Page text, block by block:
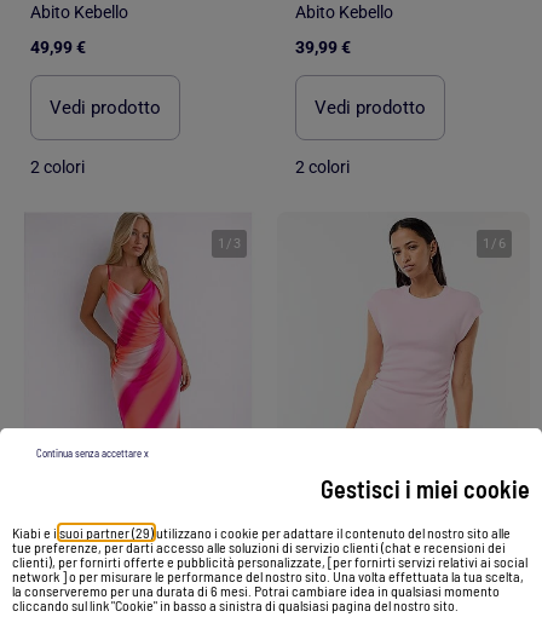
Gestisci i miei cookie
Kiabi e i suoi partner (29)utilizzano i cookie per adattare il contenuto del nostro sito alle
tue preferenze, per darti accesso alle soluzioni di servizio clienti (chat e recensioni dei
clienti), per fornirti offerte e pubblicità personalizzate, [per fornirti servizi relativi ai social
network ] o per misurare le performance del nostro sito. Una volta effettuata la tua scelta,
la conserveremo per una durata di 6 mesi. Potrai cambiare idea in qualsiasi momento
cliccando sul link "Cookie" in basso a sinistra di qualsiasi pagina del nostro sito.
Continua senza accettare x
Abito Kebello
49,99 €
Vedi prodotto
2 colori
Abito Kebello
39,99 €
Vedi prodotto
2 colori
1 / 3
Abito Kebello
1 / 6